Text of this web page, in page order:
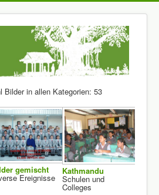
Bilder in allen Kategorien: 53
gemischt
Ereignisse
Kathmandu
Schulen und
Colleges